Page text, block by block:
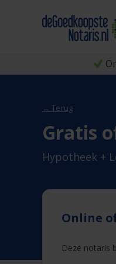
← Terug
Gratis
Hypotheek +
Online
Deze notaris